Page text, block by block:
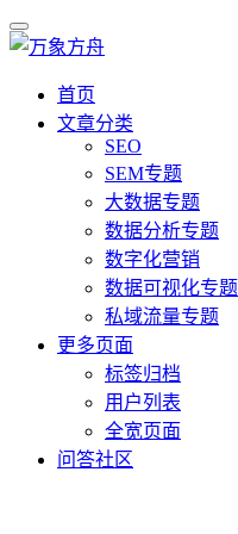
首页
文章分类
SEO
SEM专题
大数据专题
数据分析专题
数字化营销
数据可视化专题
私域流量专题
更多页面
标签归档
用户列表
全宽页面
问答社区